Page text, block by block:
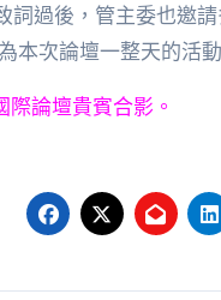
詞過後，管主委也邀
本次論壇一整天的活
際論壇貴賓合影。